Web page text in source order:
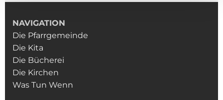
NAVIGATION
Die Pfarrgemeinde
Die Kita
Die Bücherei
Die Kirchen
Was Tun Wenn